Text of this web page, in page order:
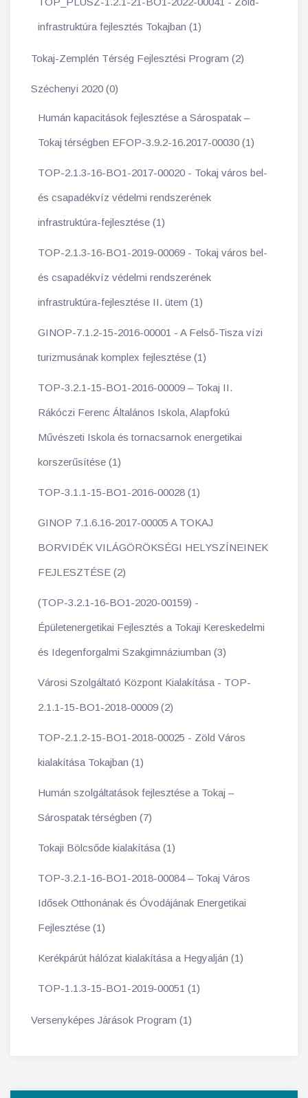
infrastruktúra fejlesztés Tokajban (1)
Tokaj-Zemplén Térség Fejlesztési Program (2)
Széchenyi 2020 (0)
Humán kapacitások fejlesztése a Sárospatak –
Tokaj térségben EFOP-3.9.2-16.2017-00030 (1)
TOP-2.1.3-16-BO1-2017-00020 - Tokaj város bel-
és csapadékvíz védelmi rendszerének
infrastruktúra-fejlesztése (1)
TOP-2.1.3-16-BO1-2019-00069 - Tokaj város bel-
és csapadékvíz védelmi rendszerének
infrastruktúra-fejlesztése II. ütem (1)
GINOP-7.1.2-15-2016-00001 - A Felső-Tisza vízi
turizmusának komplex fejlesztése (1)
TOP-3.2.1-15-BO1-2016-00009 – Tokaj II.
Rákóczi Ferenc Általános Iskola, Alapfokú
Művészeti Iskola és tornacsarnok energetikai
korszerűsítése (1)
TOP-3.1.1-15-BO1-2016-00028 (1)
GINOP 7.1.6.16-2017-00005 A TOKAJ
BORVIDÉK VILÁGÖRÖKSÉGI HELYSZÍNEINEK
FEJLESZTÉSE (2)
(TOP-3.2.1-16-BO1-2020-00159) -
Épületenergetikai Fejlesztés a Tokaji Kereskedelmi
és Idegenforgalmi Szakgimnáziumban (3)
Városi Szolgáltató Központ Kialakítása - TOP-
2.1.1-15-BO1-2018-00009 (2)
TOP-2.1.2-15-BO1-2018-00025 - Zöld Város
kialakítása Tokajban (1)
Humán szolgáltatások fejlesztése a Tokaj –
Sárospatak térségben (7)
Tokaji Bölcsőde kialakítása (1)
TOP-3.2.1-16-BO1-2018-00084 – Tokaj Város
Idősek Otthonának és Óvodájának Energetikai
Fejlesztése (1)
Kerékpárút hálózat kialakítása a Hegyalján (1)
TOP-1.1.3-15-BO1-2019-00051 (1)
Versenyképes Járások Program (1)